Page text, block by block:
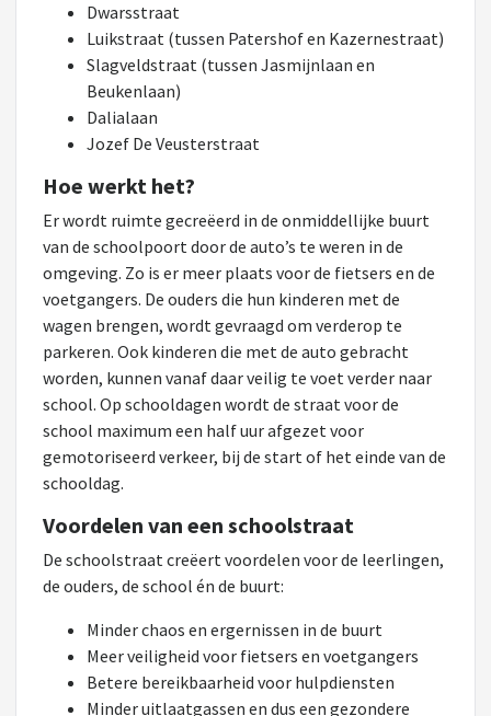
Dwarsstraat
Luikstraat (tussen Patershof en Kazernestraat)
Slagveldstraat (tussen Jasmijnlaan en
Beukenlaan)
Dalialaan
Jozef De Veusterstraat
Hoe werkt het?
Er wordt ruimte gecreëerd in de onmiddellijke buurt
van de schoolpoort door de auto’s te weren in de
omgeving. Zo is er meer plaats voor de fietsers en de
voetgangers. De ouders die hun kinderen met de
wagen brengen, wordt gevraagd om verderop te
parkeren. Ook kinderen die met de auto gebracht
worden, kunnen vanaf daar veilig te voet verder naar
school. Op schooldagen wordt de straat voor de
school maximum een half uur afgezet voor
gemotoriseerd verkeer, bij de start of het einde van de
schooldag.
Voordelen van een schoolstraat
De schoolstraat creëert voordelen voor de leerlingen,
de ouders, de school én de buurt:
Minder chaos en ergernissen in de buurt
Meer veiligheid voor fietsers en voetgangers
Betere bereikbaarheid voor hulpdiensten
Minder uitlaatgassen en dus een gezondere